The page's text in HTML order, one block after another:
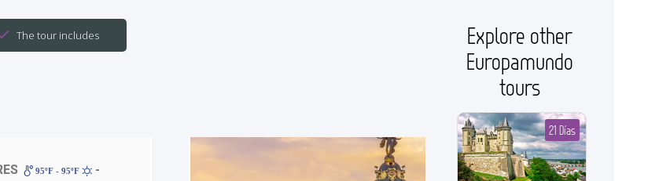
The tour includes
95ºF - 95ºF
-
Explore other
Europamundo
tours
21 Días